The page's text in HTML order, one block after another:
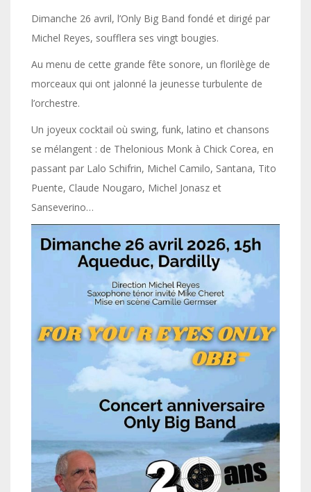
Dimanche 26 avril, l’Only Big Band fondé et dirigé par
Michel Reyes, soufflera ses vingt bougies.
Au menu de cette grande fête sonore, un florilège de
morceaux qui ont jalonné la jeunesse turbulente de
l’orchestre.
Un joyeux cocktail où swing, funk, latino et chansons
se mélangent : de Thelonious Monk à Chick Corea, en
passant par Lalo Schifrin, Michel Camilo, Santana, Tito
Puente, Claude Nougaro, Michel Jonasz et
Sanseverino…